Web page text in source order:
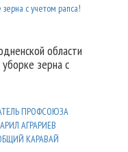
области
зерна с